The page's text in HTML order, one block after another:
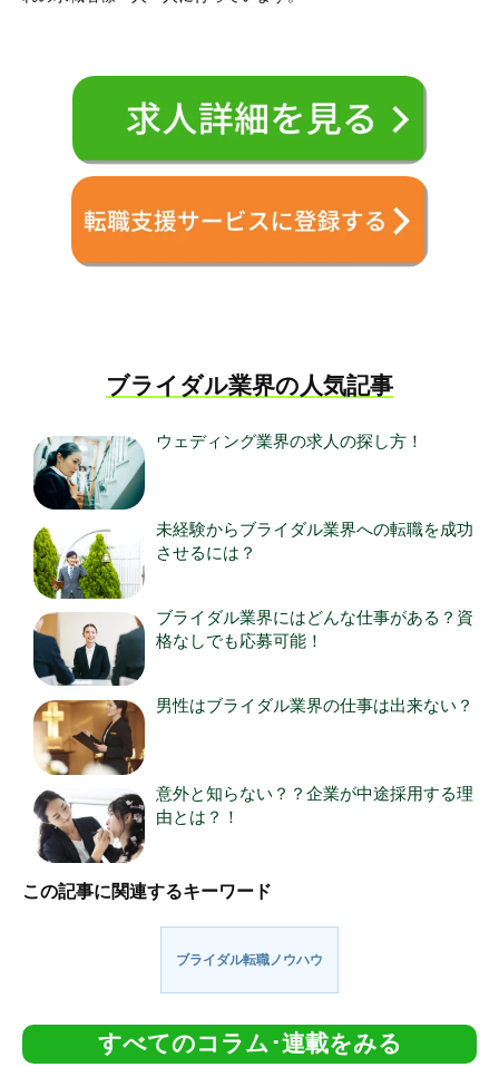
ブライダル業界の人気記事
ウェディング業界の求人の探し方！
未経験からブライダル業界への転職を成功
させるには？
ブライダル業界にはどんな仕事がある？資
格なしでも応募可能！
男性はブライダル業界の仕事は出来ない？
意外と知らない？？企業が中途採用する理
由とは？！
この記事に関連するキーワード
ブライダル転職ノウハウ
すべてのコラム･連載をみる